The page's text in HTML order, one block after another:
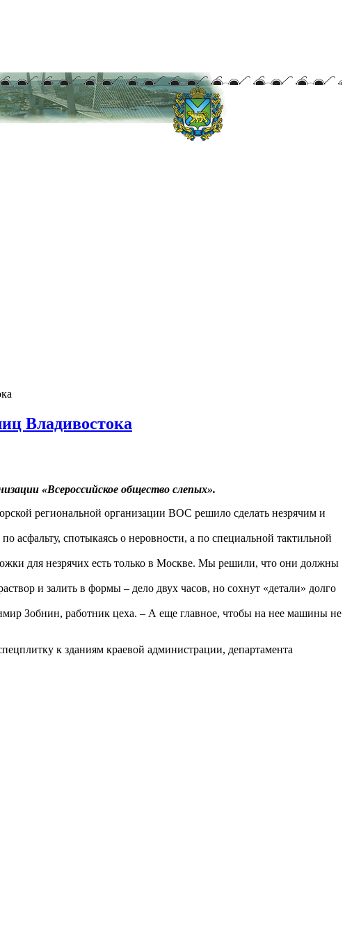
Владивостока
«Всероссийское общество слепых».
региональной организации ВОС решило сделать незрячим и
асфальту, спотыкаясь о неровности, а по специальной тактильной
для незрячих есть только в Москве. Мы решили, что они должны
и залить в формы – дело двух часов, но сохнут «детали» долго
Зобнин, работник цеха. – А еще главное, чтобы на нее машины не
к зданиям краевой администрации, департамента